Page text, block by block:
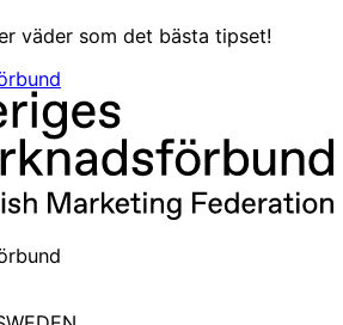
väder som det bästa tipset!